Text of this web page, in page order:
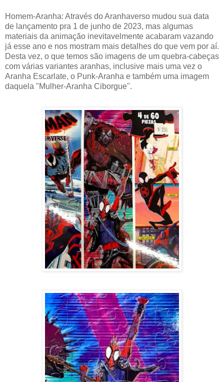
Homem-Aranha: Através do Aranhaverso mudou sua data
de lançamento pra 1 de junho de 2023, mas algumas
materiais da animação inevitavelmente acabaram vazando
já esse ano e nos mostram mais detalhes do que vem por aí.
Desta vez, o que temos são imagens de um quebra-cabeças
com várias variantes aranhas, inclusive mais uma vez o
Aranha Escarlate, o Punk-Aranha e também uma imagem
daquela "Mulher-Aranha Ciborgue".